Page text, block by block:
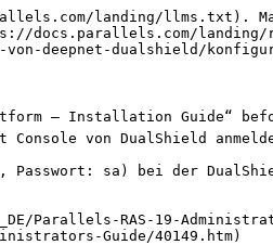
landing/llms.txt).
docs.parallels.com/landing/
deepnet-dualshield/
– Installation Guide“
von DualShield
Passwort: sa) bei der
Parallels-RAS-19-
Guide/40149.htm)